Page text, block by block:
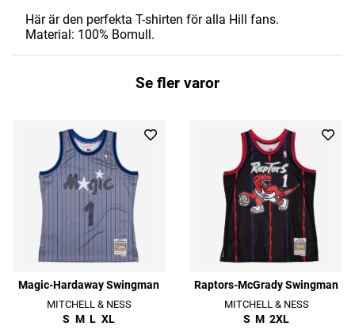
Här är den perfekta T-shirten för alla Hill fans.
Material: 100% Bomull.
Se fler varor
Magic-Hardaway Swingman
MITCHELL & NESS
S M L XL
Raptors-McGrady Swingman
MITCHELL & NESS
S M 2XL